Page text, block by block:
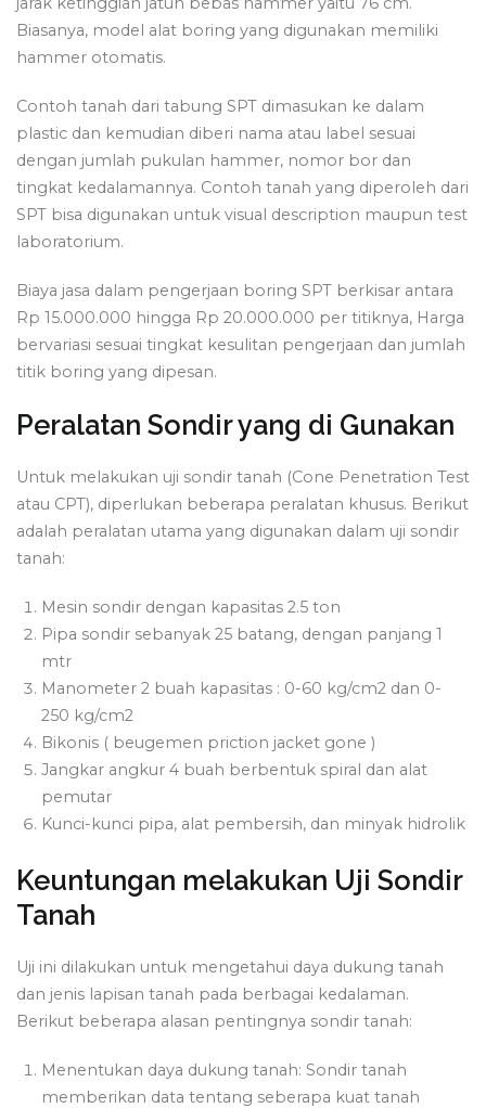
Biasanya, model alat boring yang digunakan memiliki
hammer otomatis.
Contoh tanah dari tabung SPT dimasukan ke dalam
plastic dan kemudian diberi nama atau label sesuai
dengan jumlah pukulan hammer, nomor bor dan
tingkat kedalamannya. Contoh tanah yang diperoleh dari
SPT bisa digunakan untuk visual description maupun test
laboratorium.
Biaya jasa dalam pengerjaan boring SPT berkisar antara
Rp 15.000.000 hingga Rp 20.000.000 per titiknya, Harga
bervariasi sesuai tingkat kesulitan pengerjaan dan jumlah
titik boring yang dipesan.
Peralatan Sondir yang di Gunakan
Untuk melakukan uji sondir tanah (Cone Penetration Test
atau CPT), diperlukan beberapa peralatan khusus. Berikut
adalah peralatan utama yang digunakan dalam uji sondir
tanah:
Mesin sondir dengan kapasitas 2.5 ton
Pipa sondir sebanyak 25 batang, dengan panjang 1
mtr
Manometer 2 buah kapasitas : 0-60 kg/cm2 dan 0-
250 kg/cm2
Bikonis ( beugemen priction jacket gone )
Jangkar angkur 4 buah berbentuk spiral dan alat
pemutar
Kunci-kunci pipa, alat pembersih, dan minyak hidrolik
Keuntungan melakukan Uji Sondir
Tanah
Uji ini dilakukan untuk mengetahui daya dukung tanah
dan jenis lapisan tanah pada berbagai kedalaman.
Berikut beberapa alasan pentingnya sondir tanah:
Menentukan daya dukung tanah: Sondir tanah
memberikan data tentang seberapa kuat tanah